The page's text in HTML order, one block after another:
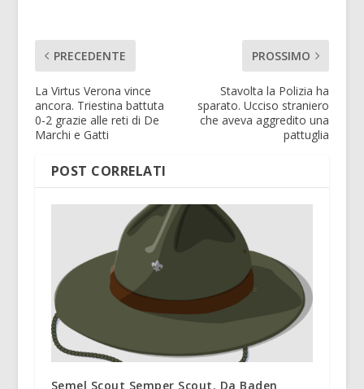
PRECEDENTE
La Virtus Verona vince
ancora. Triestina battuta
0-2 grazie alle reti di De
Marchi e Gatti
PROSSIMO
Stavolta la Polizia ha
sparato. Ucciso straniero
che aveva aggredito una
pattuglia
POST CORRELATI
Semel Scout Semper Scout. Da Baden